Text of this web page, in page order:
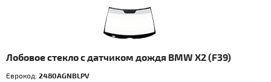
Лобовое стекло с датчиком дождя BMW X2 (F39)
Еврокод: 2480AGNBLPV